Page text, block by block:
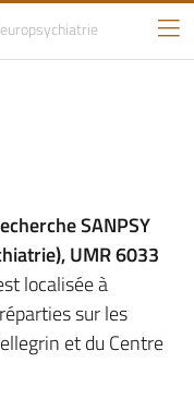
SANPSY
UMR 6033
localisée à
sur les
et du Centre